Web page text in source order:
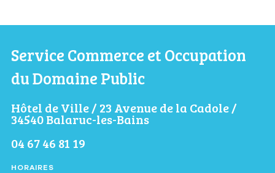
Service Commerce et Occupation
du Domaine Public
Hôtel de Ville / 23 Avenue de la Cadole /
34540 Balaruc-les-Bains
04 67 46 81 19
HORAIRES